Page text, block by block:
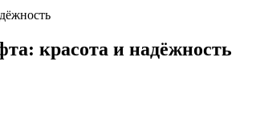
красота и надёжность